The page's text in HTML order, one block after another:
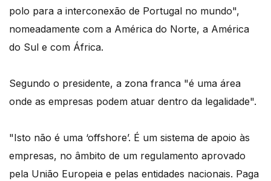
polo para a interconexão de Portugal no mundo",
nomeadamente com a América do Norte, a América
do Sul e com África.
Segundo o presidente, a zona franca "é uma área
onde as empresas podem atuar dentro da legalidade".
"Isto não é uma ‘offshore’. É um sistema de apoio às
empresas, no âmbito de um regulamento aprovado
pela União Europeia e pelas entidades nacionais. Paga